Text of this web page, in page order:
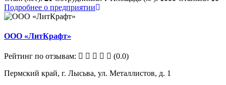
Подробнее о предприятии
ООО «ЛитКрафт»
Рейтинг по отзывам:
(0.0)
Пермский край, г. Лысьва, ул. Металлистов, д. 1